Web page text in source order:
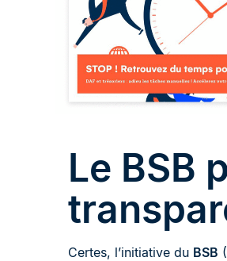
Le BSB
Certes, l’initiative du BSB